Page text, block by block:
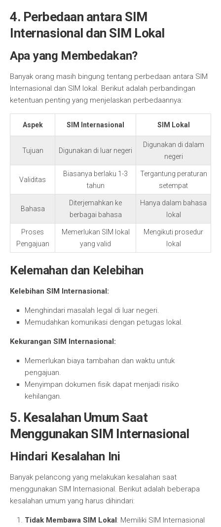
4. Perbedaan antara SIM
Internasional dan SIM Lokal
Apa yang Membedakan?
Banyak orang masih bingung tentang perbedaan antara SIM
Internasional dan SIM lokal. Berikut adalah perbandingan
ketentuan penting yang menjelaskan perbedaannya:
Aspek SIM Internasional SIM Lokal
Tujuan Digunakan di luar negeri
Digunakan di dalam
negeri
Validitas
Biasanya berlaku 1-3
tahun
Tergantung peraturan
setempat
Bahasa
Diterjemahkan ke
berbagai bahasa
Hanya dalam bahasa
lokal
Proses
Pengajuan
Memerlukan SIM lokal
yang valid
Mengikuti prosedur
lokal
Kelemahan dan Kelebihan
Kelebihan SIM Internasional:
Menghindari masalah legal di luar negeri.
Memudahkan komunikasi dengan petugas lokal.
Kekurangan SIM Internasional:
Memerlukan biaya tambahan dan waktu untuk
pengajuan.
Menyimpan dokumen fisik dapat menjadi risiko
kehilangan.
5. Kesalahan Umum Saat
Menggunakan SIM Internasional
Hindari Kesalahan Ini
Banyak pelancong yang melakukan kesalahan saat
menggunakan SIM Internasional. Berikut adalah beberapa
kesalahan umum yang harus dihindari:
Tidak Membawa SIM Lokal: Memiliki SIM Internasional